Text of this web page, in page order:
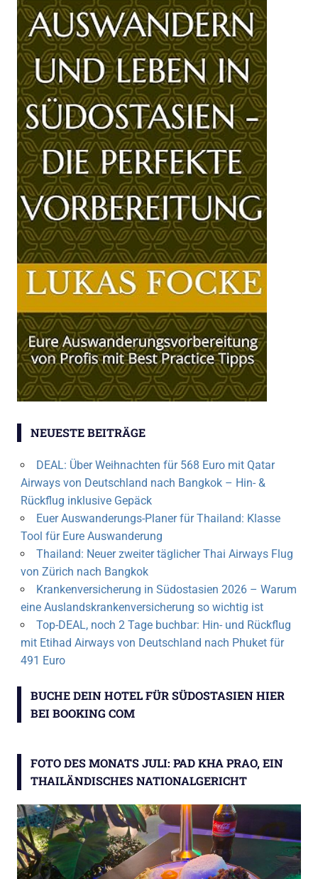
NEUESTE BEITRÄGE
DEAL: Über Weihnachten für 568 Euro mit Qatar
Airways von Deutschland nach Bangkok – Hin- &
Rückflug inklusive Gepäck
Euer Auswanderungs-Planer für Thailand: Klasse
Tool für Eure Auswanderung
Thailand: Neuer zweiter täglicher Thai Airways Flug
von Zürich nach Bangkok
Krankenversicherung in Südostasien 2026 – Warum
eine Auslandskrankenversicherung so wichtig ist
Top-DEAL, noch 2 Tage buchbar: Hin- und Rückflug
mit Etihad Airways von Deutschland nach Phuket für
491 Euro
BUCHE DEIN HOTEL FÜR SÜDOSTASIEN HIER
BEI BOOKING COM
FOTO DES MONATS JULI: PAD KHA PRAO, EIN
THAILÄNDISCHES NATIONALGERICHT